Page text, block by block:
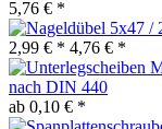
5,76 € *
2,99 € * 4,76 € *
nach DIN 440
ab 0,10 € *